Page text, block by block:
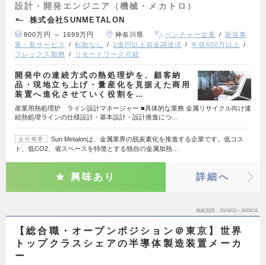
設計・開発エンジニア（機械・メカトロ）
株式会社SUNMETALON
800万円 ～ 1699万円 神奈川県 ベンチャー企業
新規事
業・新サービス
転勤なし 1億円以上資金調達済
年収600万以上
フレックス勤務
リモートワーク可能
開発中の連続方式の熱処理炉を、顧客納
品・現地立ち上げ・量産化を見据えた商用
装置へ進化させていく役割を…
産業用熱処理炉 ライン設計マネージャー ■具体的な業務 金属リサイクル向け連
続熱処理ラインの仕様設計・基本設計・設計推進につ…
会社概要
Sun Metalonは、金属業界の脱炭素化を推進する企業です。低コス
ト、低CO2、省スペースを特徴とする独自の金属加熱…
興味あり 詳細へ
掲載期間 26/08/03～26/08/16
【総合職・オープンポジション＠東京】世界
トップクラスシェアの半導体製造装置メーカ
ー